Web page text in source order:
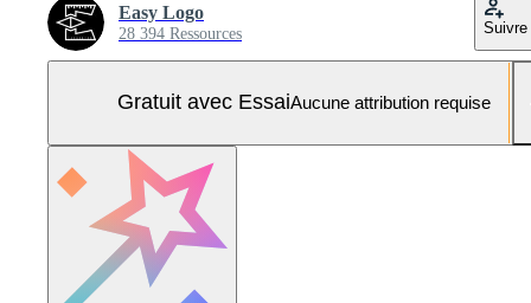
Easy Logo
28 394 Ressources Suivre
Gratuit avec EssaiAucune attribution requise